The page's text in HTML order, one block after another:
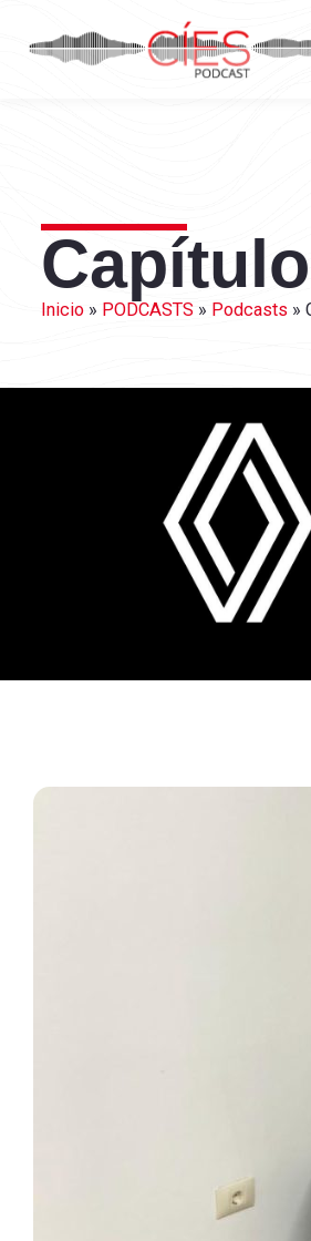
Inicio » PODCASTS » Podcasts »